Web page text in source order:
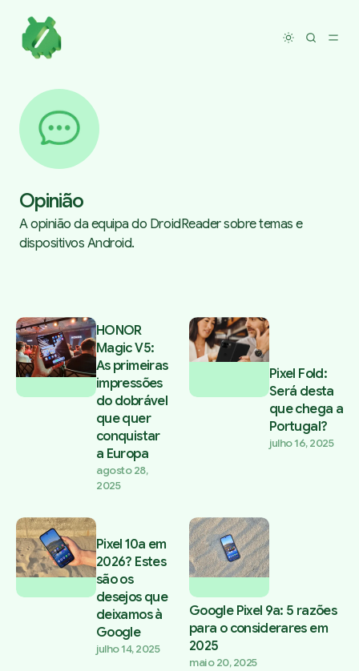
Toggle
Opinião
A opinião da equipa do DroidReader sobre temas e
dispositivos Android.
Posts tagged with Opinião
HONOR
Magic V5:
As primeiras
impressões
do dobrável
que quer
conquistar
a Europa
agosto 28,
2025
Pixel Fold:
Será desta
que chega a
Portugal?
julho 16, 2025
Pixel 10a em
2026? Estes
são os
desejos que
deixamos à
Google
julho 14, 2025
Google Pixel 9a: 5 razões
para o considerares em
2025
maio 20, 2025